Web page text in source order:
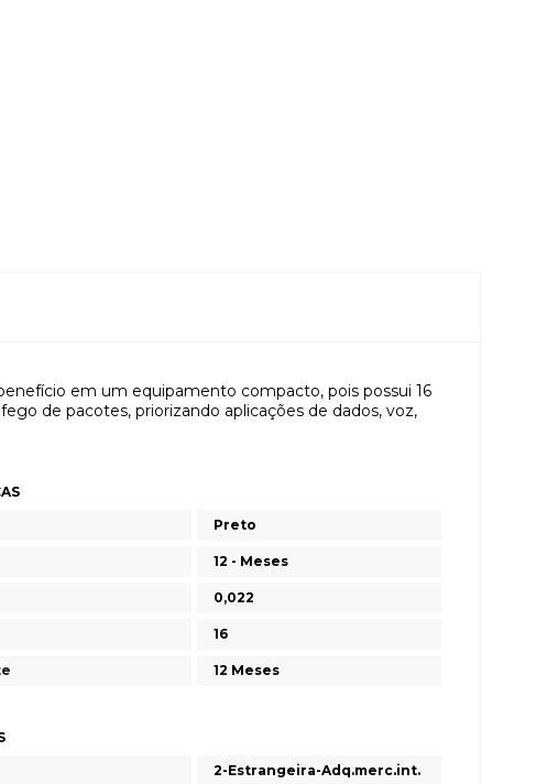
em um equipamento compacto, pois possui 16
de pacotes, priorizando aplicações de dados, voz,
Preto
12 - Meses
0,022
16
12 Meses
2-Estrangeira-Adq.merc.int.